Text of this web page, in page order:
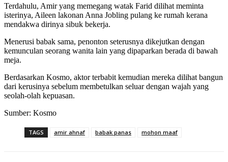
Terdahulu, Amir yang memegang watak Farid dilihat meminta
isterinya, Aileen lakonan Anna Jobling pulang ke rumah kerana
mendakwa dirinya sibuk bekerja.
Menerusi babak sama, penonton seterusnya dikejutkan dengan
kemunculan seorang wanita lain yang dipaparkan berada di bawah
meja.
Berdasarkan Kosmo, aktor terbabit kemudian mereka dilihat bangun
dari kerusinya sebelum membetulkan seluar dengan wajah yang
seolah-olah kepuasan.
Sumber: Kosmo
TAGS amir ahnaf babak panas mohon maaf